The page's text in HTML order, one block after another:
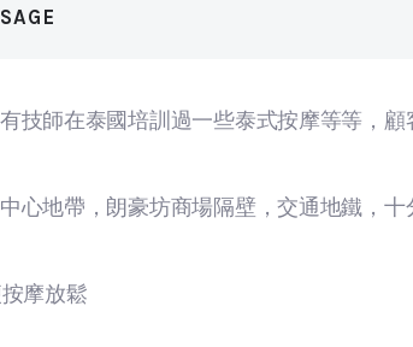
技師在泰國培訓過一些泰式按摩等等，
心地帶，朗豪坊商場隔壁，交通地鐵，
摩放鬆